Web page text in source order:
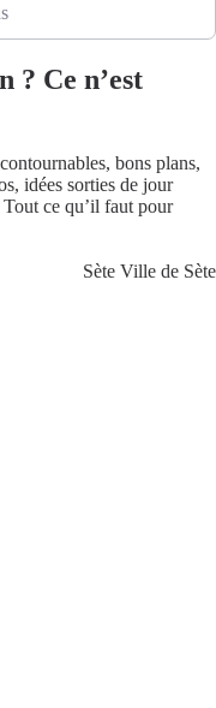
? Ce n’est
bons plans,
idées sorties de jour
ce qu’il faut pour